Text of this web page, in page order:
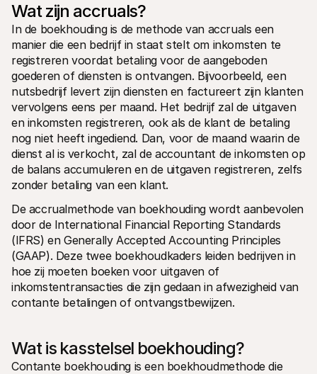
Contact met sales
Ontdek hoe we jouw bedrijf kunnen helpen
Wat zijn accruals?
In de boekhouding is de methode van accruals een
manier die een bedrijf in staat stelt om inkomsten te
registreren voordat betaling voor de aangeboden
goederen of diensten is ontvangen. Bijvoorbeeld, een
nutsbedrijf levert zijn diensten en factureert zijn klanten
vervolgens eens per maand. Het bedrijf zal de uitgaven
en inkomsten registreren, ook als de klant de betaling
nog niet heeft ingediend. Dan, voor de maand waarin de
dienst al is verkocht, zal de accountant de inkomsten op
de balans accumuleren en de uitgaven registreren, zelfs
zonder betaling van een klant.
De accrualmethode van boekhouding wordt aanbevolen
door de International Financial Reporting Standards
(IFRS) en Generally Accepted Accounting Principles
(GAAP). Deze twee boekhoudkaders leiden bedrijven in
hoe zij moeten boeken voor uitgaven of
inkomstentransacties die zijn gedaan in afwezigheid van
contante betalingen of ontvangstbewijzen.
Wat is kasstelsel boekhouding?
Contante boekhouding is een boekhoudmethode die